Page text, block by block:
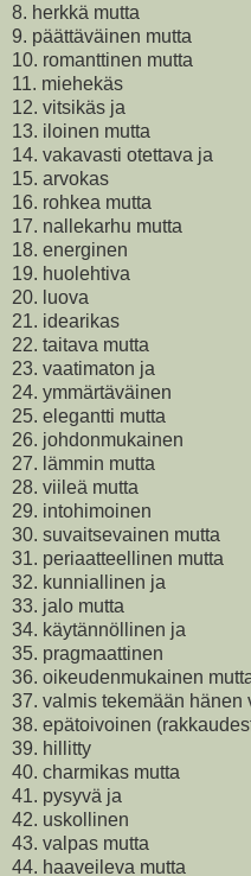
8. herkkä mutta
9. päättäväinen mutta
10. romanttinen mutta
11. miehekäs
12. vitsikäs ja
13. iloinen mutta
14. vakavasti otettava ja
15. arvokas
16. rohkea mutta
17. nallekarhu mutta
18. energinen
19. huolehtiva
20. luova
21. idearikas
22. taitava mutta
23. vaatimaton ja
24. ymmärtäväinen
25. elegantti mutta
26. johdonmukainen
27. lämmin mutta
28. viileä mutta
29. intohimoinen
30. suvaitsevainen mutta
31. periaatteellinen mutta
32. kunniallinen ja
33. jalo mutta
34. käytännöllinen ja
35. pragmaattinen
36. oikeudenmukainen
37. valmis tekemään hänen
38. epätoivoinen
39. hillitty
40. charmikas mutta
41. pysyvä ja
42. uskollinen
43. valpas mutta
44. haaveileva mutta